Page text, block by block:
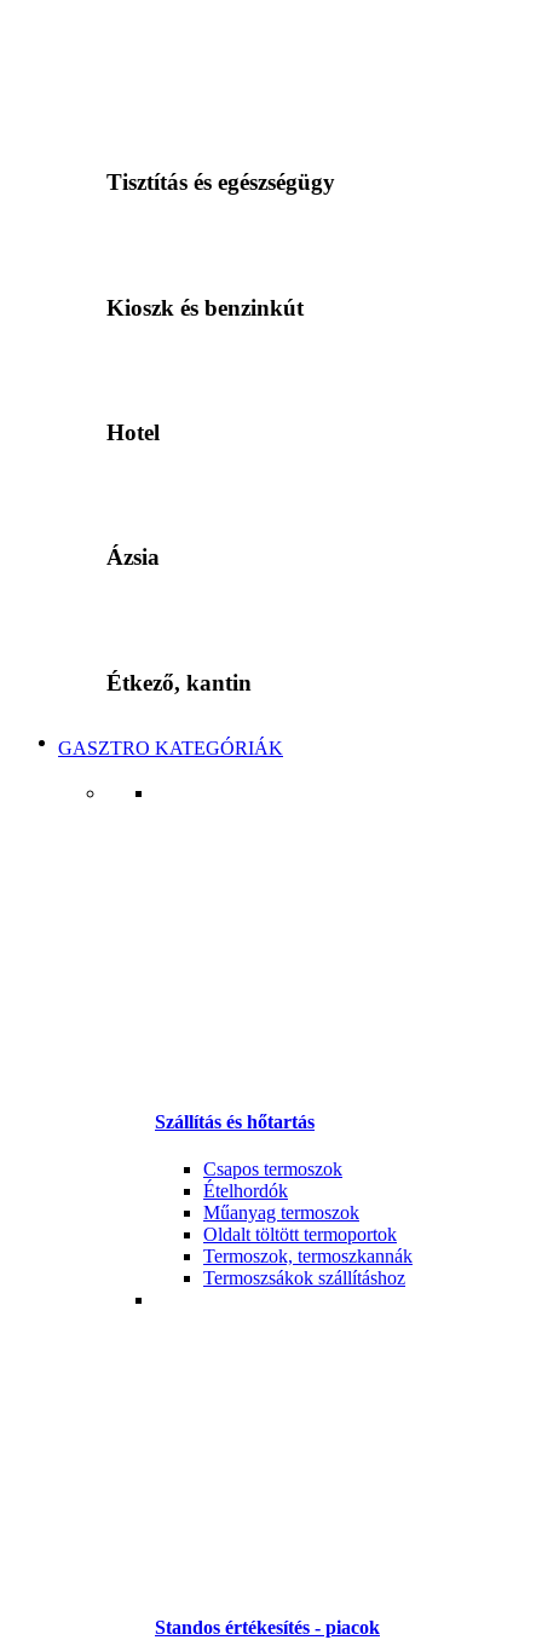
Tisztítás és egészségügy
Kioszk és benzinkút
Hotel
Ázsia
Étkező, kantin
GASZTRO KATEGÓRIÁK
Szállítás és hőtartás
Csapos termoszok
Ételhordók
Műanyag termoszok
Oldalt töltött termoportok
Termoszok, termoszkannák
Termoszsákok szállításhoz
Standos értékesítés - piacok